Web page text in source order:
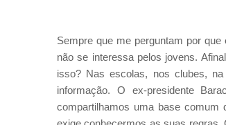
Sempre que me perguntam por
não se interessa pelos jovens.
isso? Nas escolas, nos clubes,
informação. O ex-presidente
compartilhamos uma base comum